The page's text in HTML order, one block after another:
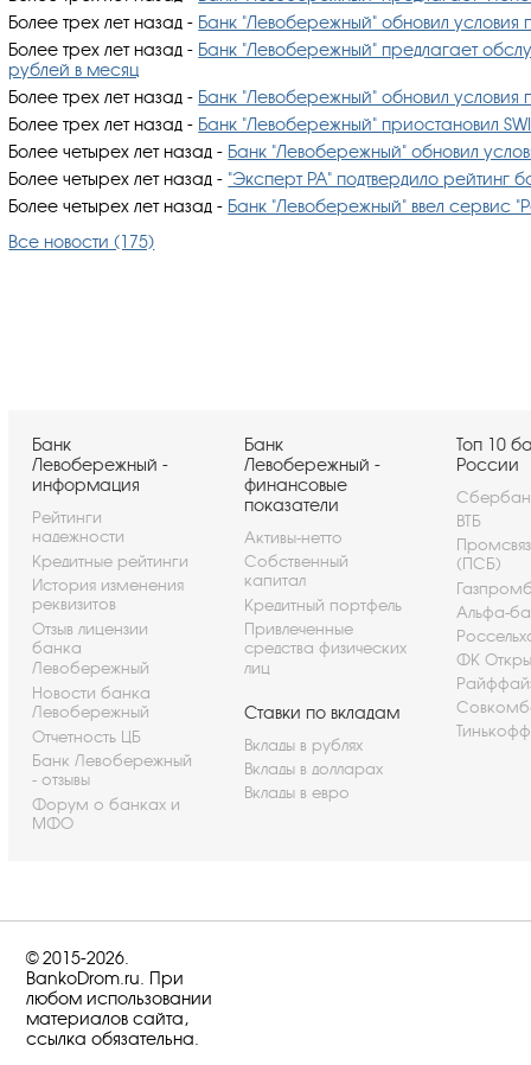
Более трех лет назад- Банк "Левобережный" обновил условия
Более трех лет назад- Банк "Левобережный" предлагает
рублей в месяц
Более трех лет назад- Банк "Левобережный" обновил условия
Более трех лет назад- Банк "Левобережный" приостановил
Более четырех лет назад- Банк "Левобережный" обновил
Более четырех лет назад- "Эксперт РА" подтвердило рейтинг
Более четырех лет назад- Банк "Левобережный" ввел сервис
Все новости (175)
Банк
Левобережный -
информация
Рейтинги
надежности
Кредитные рейтинги
История изменения
реквизитов
Отзыв лицензии
банка
Левобережный
Новости банка
Левобережный
Отчетность ЦБ
Банк Левобережный
- отзывы
Форум о банках и
МФО
Банк
Левобережный -
финансовые
показатели
Активы-нетто
Собственный
капитал
Кредитный портфель
Привлеченные
средства физических
лиц
Ставки по вкладам
Вклады в рублях
Вклады в долларах
Вклады в евро
Топ 10
России
ВТБ
(ПСБ)
Альфа-
ФК
© 2015-2026.
BankoDrom.ru. При
любом использовании
материалов сайта,
ссылка обязательна.